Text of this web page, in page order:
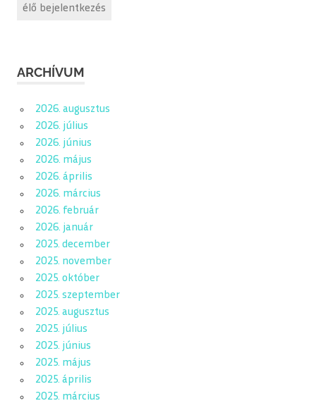
élő bejelentkezés
ARCHÍVUM
2026. augusztus
2026. július
2026. június
2026. május
2026. április
2026. március
2026. február
2026. január
2025. december
2025. november
2025. október
2025. szeptember
2025. augusztus
2025. július
2025. június
2025. május
2025. április
2025. március